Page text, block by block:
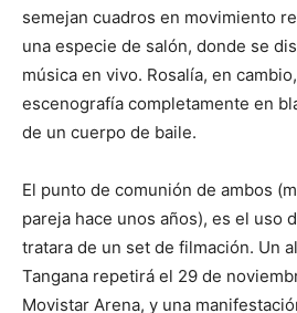
semejan cuadros en movimiento
una especie de salón, donde se
música en vivo. Rosalía, en
escenografía completamente en
de un cuerpo de baile.
El punto de comunión de ambos
pareja hace unos años), es el uso
tratara de un set de filmación. Un
Tangana repetirá el 29 de
Movistar Arena, y una